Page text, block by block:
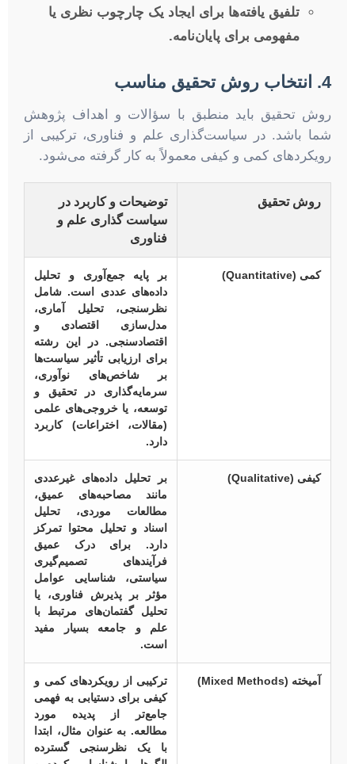
تلفیق یافته‌ها برای ایجاد یک چارچوب نظری یا
مفهومی برای پایان‌نامه.
4. انتخاب روش تحقیق مناسب
روش تحقیق باید منطبق با سؤالات و اهداف پژوهش
شما باشد. در سیاست‌گذاری علم و فناوری، ترکیبی از
رویکردهای کمی و کیفی معمولاً به کار گرفته می‌شود.
روش تحقیق
توضیحات و کاربرد در
سیاست گذاری علم و
فناوری
کمی (Quantitative)
بر پایه جمع‌آوری و تحلیل
داده‌های عددی است. شامل
نظرسنجی، تحلیل آماری،
مدل‌سازی اقتصادی و
اقتصادسنجی. در این رشته
برای ارزیابی تأثیر سیاست‌ها
بر شاخص‌های نوآوری،
سرمایه‌گذاری در تحقیق و
توسعه، یا خروجی‌های علمی
(مقالات، اختراعات) کاربرد
دارد.
کیفی (Qualitative)
بر تحلیل داده‌های غیرعددی
مانند مصاحبه‌های عمیق،
مطالعات موردی، تحلیل
اسناد و تحلیل محتوا تمرکز
دارد. برای درک عمیق
فرآیندهای تصمیم‌گیری
سیاستی، شناسایی عوامل
مؤثر بر پذیرش فناوری، یا
تحلیل گفتمان‌های مرتبط با
علم و جامعه بسیار مفید
است.
آمیخته (Mixed Methods)
ترکیبی از رویکردهای کمی و
کیفی برای دستیابی به فهمی
جامع‌تر از پدیده مورد
مطالعه. به عنوان مثال، ابتدا
با یک نظرسنجی گسترده